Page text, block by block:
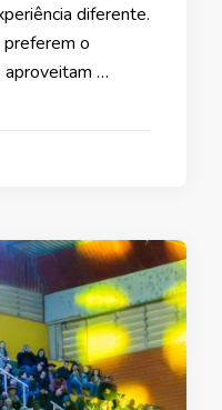
diferente.
preferem o
aproveitam …